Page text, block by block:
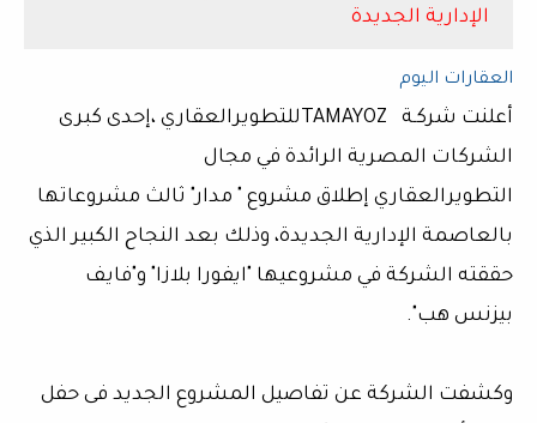
الإدارية الجديدة
العقارات اليوم
أعلنت شركـة TAMAYOZللتطويرالعقاري ،إحدى كبرى
الشركات المصرية الرائدة في مجال
التطويرالعقاري إطلاق مشروع " مدار" ثالث مشروعاتها
بالعاصمة الإدارية الجديدة، وذلك بعد النجاح الكبير الذي
حققته الشركة في مشروعيها "ايفورا بلازا" و"فايف
بيزنس هب".
وكشفت الشركة عن تفاصيل المشروع الجديد فى حفل